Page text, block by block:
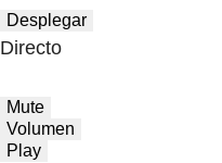
Desplegar
Directo
Mute
Volumen
Play